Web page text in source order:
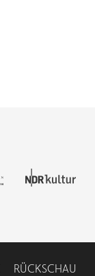
RÜCKSCHAU